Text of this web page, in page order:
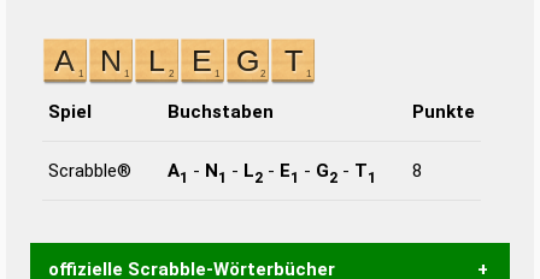
Spiel Buchstaben Punkte
Scrabble® A1 - N1 - L2 - E1 - G2 - T1 8
offizielle Scrabble-Wörterbücher